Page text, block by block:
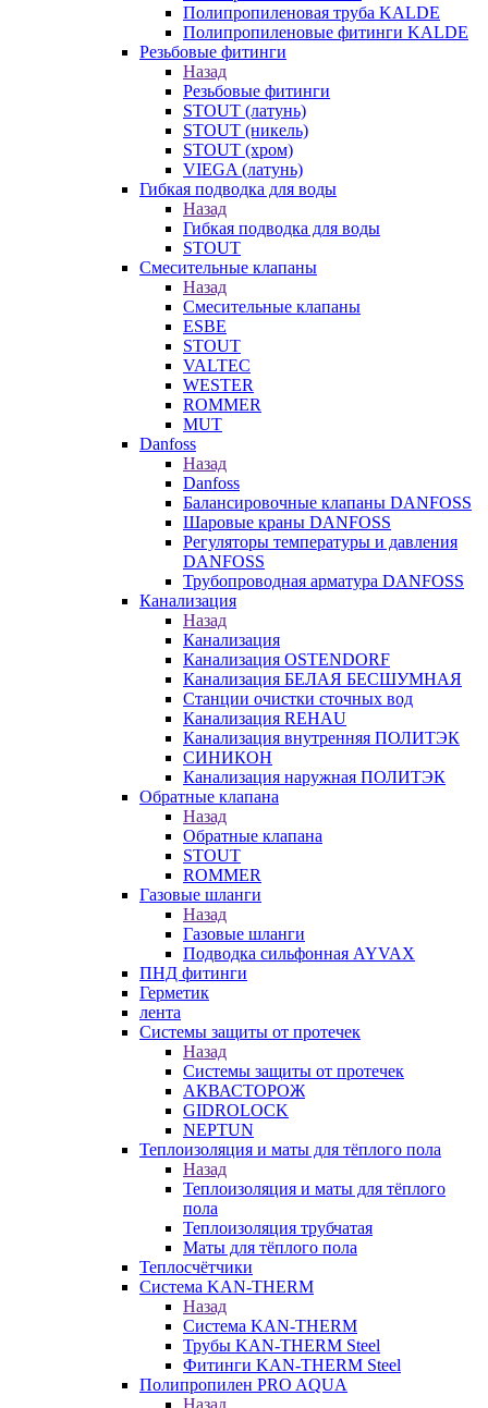
Полипропиленовая труба KALDE
Полипропиленовые фитинги KALDE
Резьбовые фитинги
Назад
Резьбовые фитинги
STOUT (латунь)
STOUT (никель)
STOUT (хром)
VIEGA (латунь)
Гибкая подводка для воды
Назад
Гибкая подводка для воды
STOUT
Смесительные клапаны
Назад
Смесительные клапаны
ESBE
STOUT
VALTEC
WESTER
ROMMER
MUT
Danfoss
Назад
Danfoss
Балансировочные клапаны DANFOSS
Шаровые краны DANFOSS
Регуляторы температуры и давления
DANFOSS
Трубопроводная арматура DANFOSS
Канализация
Назад
Канализация
Канализация OSTENDORF
Канализация БЕЛАЯ БЕСШУМНАЯ
Станции очистки сточных вод
Канализация REHAU
Канализация внутренняя ПОЛИТЭК
СИНИКОН
Канализация наружная ПОЛИТЭК
Обратные клапана
Назад
Обратные клапана
STOUT
ROMMER
Газовые шланги
Назад
Газовые шланги
Подводка сильфонная AYVAX
ПНД фитинги
Герметик
лента
Системы защиты от протечек
Назад
Системы защиты от протечек
АКВАСТОРОЖ
GIDROLOCK
NEPTUN
Теплоизоляция и маты для тёплого пола
Назад
Теплоизоляция и маты для тёплого
пола
Теплоизоляция трубчатая
Маты для тёплого пола
Теплосчётчики
Система KAN-THERM
Назад
Система KAN-THERM
Трубы KAN-THERM Steel
Фитинги KAN-THERM Steel
Полипропилен PRO AQUA
Назад